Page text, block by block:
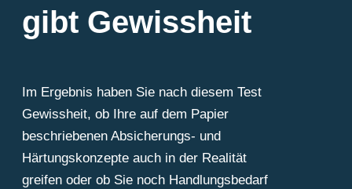
gibt Gewissheit
Im Ergebnis haben Sie nach diesem Test
Gewissheit, ob Ihre auf dem Papier
beschriebenen Absicherungs- und
Härtungskonzepte auch in der Realität
greifen oder ob Sie noch Handlungsbedarf